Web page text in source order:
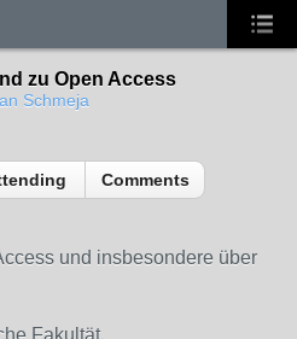
zu Open Access
Schmeja
Comments
und insbesondere über
Fakultät,